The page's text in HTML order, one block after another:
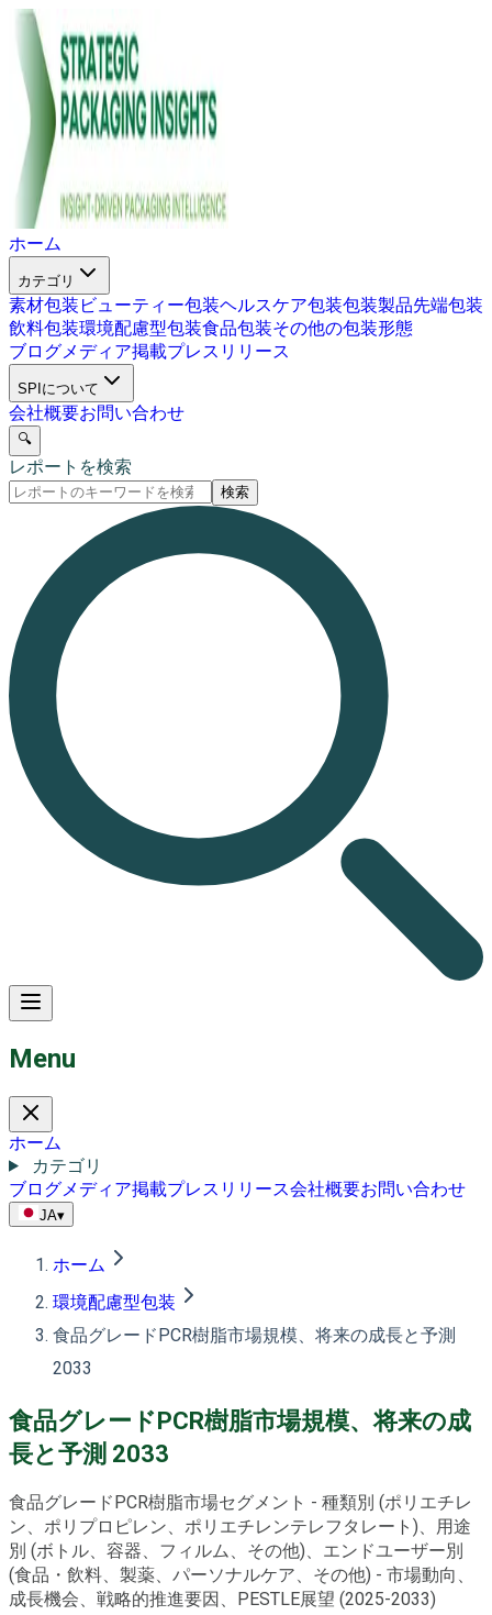
ホーム
カテゴリ
素材包装 ビューティー包装ヘルスケア包装包装製品先端包装
飲料包装環境配慮型包装食品包装その他の包装形態
ブログメディア掲載プレスリリース
SPIについて
会社概要お問い合わせ
🔍
レポートを検索
検索
Menu
ホーム
カテゴリ
ブログメディア掲載プレスリリース会社概要お問い合わせ
JA▾
ホーム
環境配慮型包装
食品グレードPCR樹脂市場規模、将来の成長と予測
2033
食品グレードPCR樹脂市場規模、将来の成
長と予測 2033
食品グレードPCR樹脂市場セグメント - 種類別 (ポリエチレ
ン、ポリプロピレン、ポリエチレンテレフタレート)、用途
別 (ボトル、容器、フィルム、その他)、エンドユーザー別
(食品・飲料、製薬、パーソナルケア、その他) - 市場動向、
成長機会、戦略的推進要因、PESTLE展望 (2025-2033)